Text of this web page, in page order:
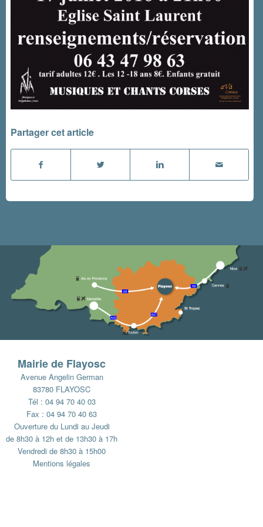
Partager cet article
Mairie de Flayosc
Avenue Angelin German
83780 FLAYOSC
Tél : 04 94 70 40 03
Fax : 04 94 70 40 63
Ouverture du Lundi au Jeudi
de 8h30 à 12h et de 13h30 à 17h
Vendredi de 8h30 à 15h00
Mentions légales